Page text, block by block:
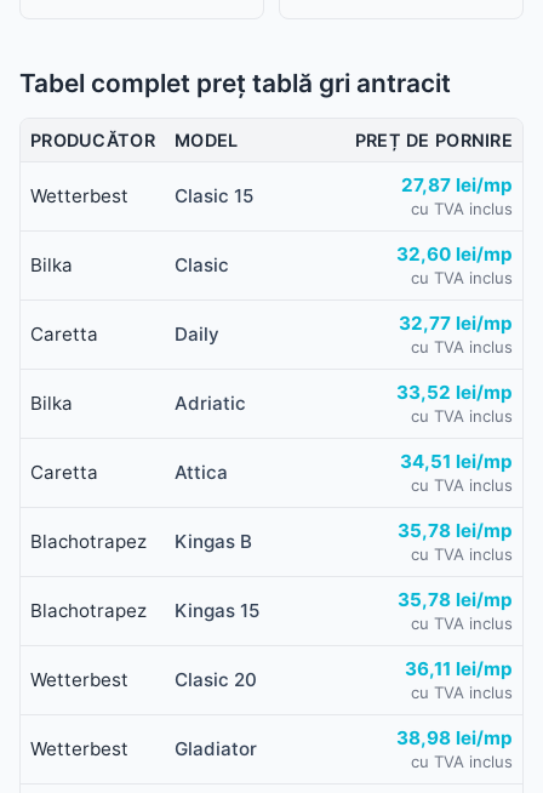
Tabel complet preț tablă gri antracit
PRODUCĂTOR MODEL PREȚ DE PORNIRE
Wetterbest Clasic 15 27,87 lei/mp
cu TVA inclus
Bilka Clasic 32,60 lei/mp
cu TVA inclus
Caretta Daily 32,77 lei/mp
cu TVA inclus
Bilka Adriatic 33,52 lei/mp
cu TVA inclus
Caretta Attica 34,51 lei/mp
cu TVA inclus
Blachotrapez Kingas B 35,78 lei/mp
cu TVA inclus
Blachotrapez Kingas 15 35,78 lei/mp
cu TVA inclus
Wetterbest Clasic 20 36,11 lei/mp
cu TVA inclus
Wetterbest Gladiator 38,98 lei/mp
cu TVA inclus